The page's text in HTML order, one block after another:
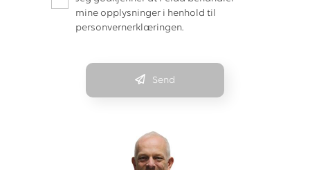
mine opplysninger i henhold til
personvernerklæringen.
Send